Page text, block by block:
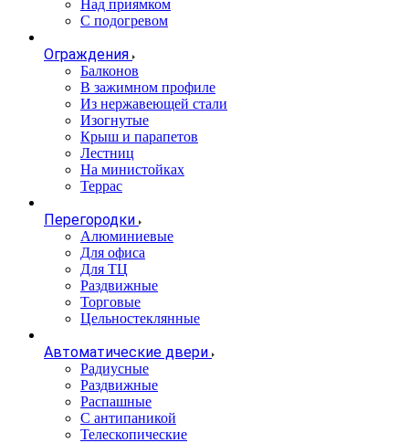
Над приямком
С подогревом
Ограждения
Балконов
В зажимном профиле
Из нержавеющей стали
Изогнутые
Крыш и парапетов
Лестниц
На министойках
Террас
Перегородки
Алюминиевые
Для офиса
Для ТЦ
Раздвижные
Торговые
Цельностеклянные
Автоматические двери
Радиусные
Раздвижные
Распашные
С антипаникой
Телескопические